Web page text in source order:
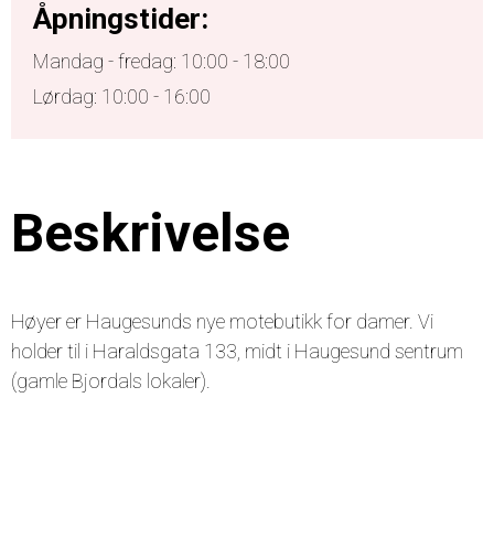
Åpningstider:
Mandag - fredag: 10:00 - 18:00
Lørdag: 10:00 - 16:00
Beskrivelse
Høyer er Haugesunds nye motebutikk for damer. Vi
holder til i Haraldsgata 133, midt i Haugesund sentrum
(gamle Bjordals lokaler).